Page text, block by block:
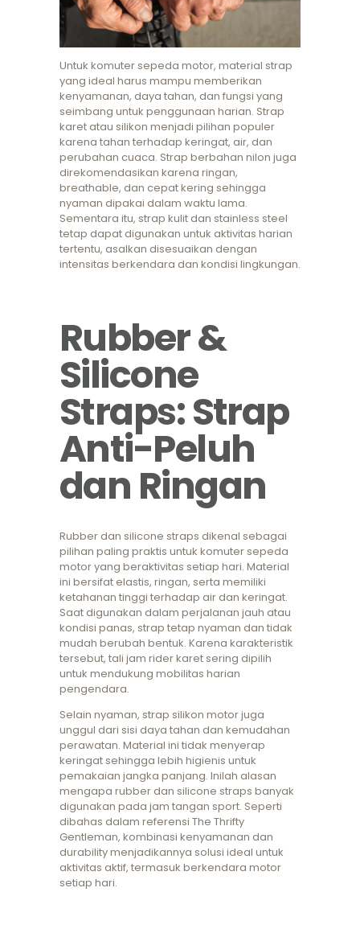
Untuk komuter sepeda motor, material strap
yang ideal harus mampu memberikan
kenyamanan, daya tahan, dan fungsi yang
seimbang untuk penggunaan harian. Strap
karet atau silikon menjadi pilihan populer
karena tahan terhadap keringat, air, dan
perubahan cuaca. Strap berbahan nilon juga
direkomendasikan karena ringan,
breathable, dan cepat kering sehingga
nyaman dipakai dalam waktu lama.
Sementara itu, strap kulit dan stainless steel
tetap dapat digunakan untuk aktivitas harian
tertentu, asalkan disesuaikan dengan
intensitas berkendara dan kondisi lingkungan.
Rubber &
Silicone
Straps: Strap
Anti-Peluh
dan Ringan
Rubber dan silicone straps dikenal sebagai
pilihan paling praktis untuk komuter sepeda
motor yang beraktivitas setiap hari. Material
ini bersifat elastis, ringan, serta memiliki
ketahanan tinggi terhadap air dan keringat.
Saat digunakan dalam perjalanan jauh atau
kondisi panas, strap tetap nyaman dan tidak
mudah berubah bentuk. Karena karakteristik
tersebut, tali jam rider karet sering dipilih
untuk mendukung mobilitas harian
pengendara.
Selain nyaman, strap silikon motor juga
unggul dari sisi daya tahan dan kemudahan
perawatan. Material ini tidak menyerap
keringat sehingga lebih higienis untuk
pemakaian jangka panjang. Inilah alasan
mengapa rubber dan silicone straps banyak
digunakan pada jam tangan sport. Seperti
dibahas dalam referensi The Thrifty
Gentleman, kombinasi kenyamanan dan
durability menjadikannya solusi ideal untuk
aktivitas aktif, termasuk berkendara motor
setiap hari.